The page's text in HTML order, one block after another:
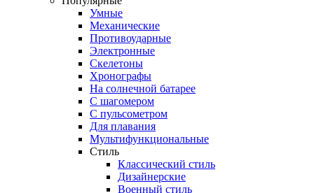
Умные
Механические
Противоударные
Электронные
Скелетоны
Хронографы
На солнечной батарее
С шагомером
С пульсометром
Для плавания
Мультифункциональные
Стиль
Классический стиль
Дизайнерские
Военный стиль